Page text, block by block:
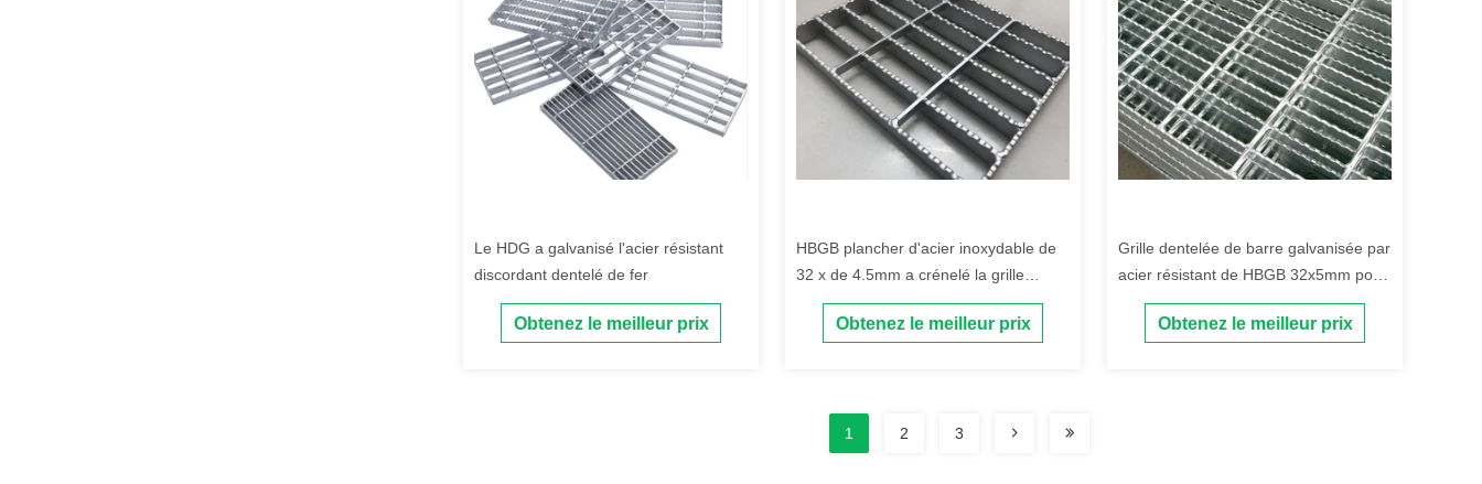
Le HDG a galvanisé l'acier résistant
discordant dentelé de fer
Obtenez le meilleur prix
HBGB plancher d'acier inoxydable de
32 x de 4.5mm a crénelé la grille
ISO14001 en métal
Obtenez le meilleur prix
Grille dentelée de barre galvanisée par
acier résistant de HBGB 32x5mm pour
le plancher
Obtenez le meilleur prix
1 2 3